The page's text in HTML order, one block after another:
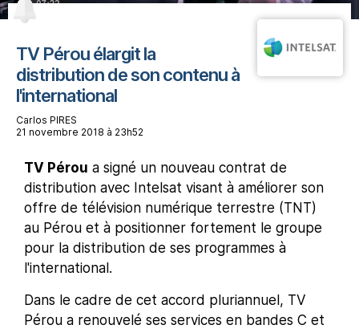
TV Pérou élargit la
distribution de son contenu à
l'international
Carlos PIRES
21 novembre 2018 à 23h52
TV Pérou a signé un nouveau contrat de
distribution avec Intelsat visant à améliorer son
offre de télévision numérique terrestre (TNT)
au Pérou et à positionner fortement le groupe
pour la distribution de ses programmes à
l'international.
Dans le cadre de cet accord pluriannuel, TV
Pérou a renouvelé ses services en bandes C et